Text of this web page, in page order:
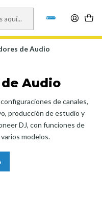
Lunes a Viernes 9.30 a
10:00 a 17:00
de Audio
Audio
de canales,
producción de estudio y
DJ, con funciones de
modelos.